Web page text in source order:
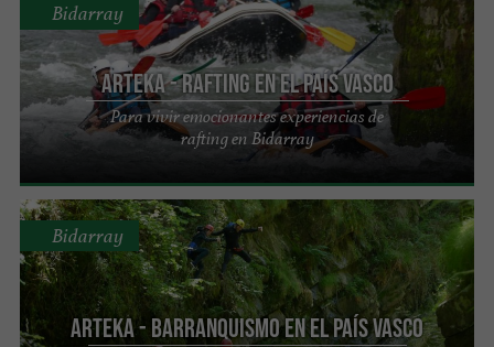
Arteka - Rafting en el País Vasco
Para vivir emocionantes experiencias de
rafting en Bidarray
Bidarray
Arteka - Barranquismo en el País Vasco
Bidarray